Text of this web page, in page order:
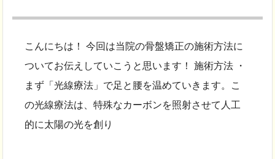
こんにちは！ 今回は当院の骨盤矯正の施術方法に
ついてお伝えしていこうと思います！ 施術方法 ・
まず「光線療法」で足と腰を温めていきます。こ
の光線療法は、特殊なカーボンを照射させて人工
的に太陽の光を創り